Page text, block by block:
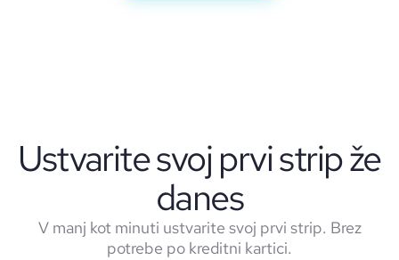
Ustvarite svoj prvi strip že
danes
V manj kot minuti ustvarite svoj prvi strip. Brez
potrebe po kreditni kartici.